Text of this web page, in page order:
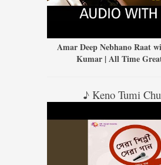
Amar Deep Nebhano Raat
Kumar | All Time
♪ Keno Tumi